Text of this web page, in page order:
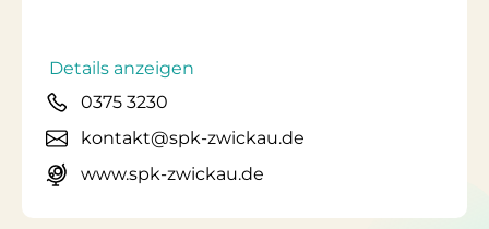
Details anzeigen
0375 3230
kontakt@spk-zwickau.de
www.spk-zwickau.de